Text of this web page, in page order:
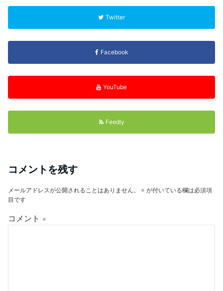
Twitter
Facebook
YouTube
Feedly
コメントを残す
メールアドレスが公開されることはありません。 ※ が付いている欄は必須項
目です
コメント ※